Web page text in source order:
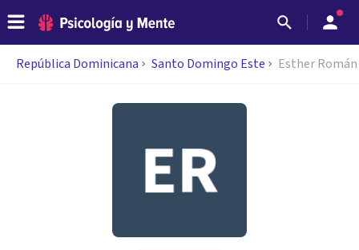
República Dominicana Santo Domingo Este Esther Román